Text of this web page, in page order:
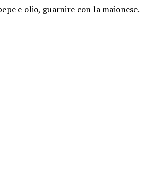
e olio, guarnire con la maionese.